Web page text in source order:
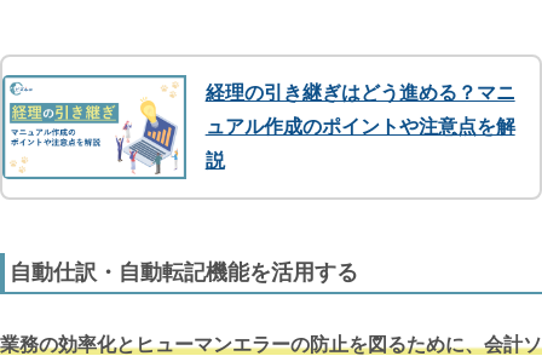
経理の引き継ぎはどう進める？マニ
ュアル作成のポイントや注意点を解
説
自動仕訳・自動転記機能を活用する
業務の効率化とヒューマンエラーの防止を図るために、会計ソ